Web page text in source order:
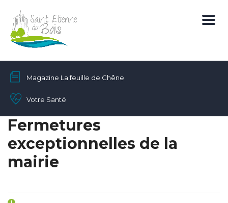
Magazine La feuille de Chêne
Votre Santé
Fermetures
exceptionnelles de la
mairie